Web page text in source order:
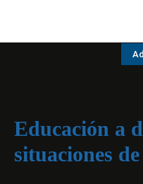
Educación a
situaciones